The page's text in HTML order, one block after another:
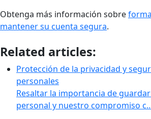
Obtenga más información sobre
mantener su cuenta segura.
Related articles:
Protección de la privacidad y
personales
Resaltar la importancia de
personal y nuestro compromiso